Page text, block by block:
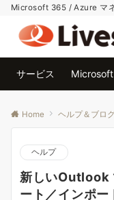
Microsoft 365 / Azure
サービス
Home ヘルプ＆ブロ
ヘルプ
新しいOutlook
ート／インポー